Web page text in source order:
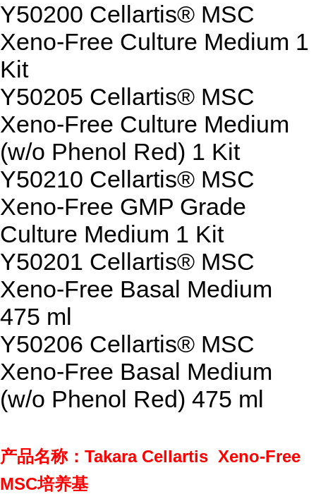
Y50200 Cellartis® MSC
Xeno-Free Culture Medium 1
Kit
Y50205 Cellartis® MSC
Xeno-Free Culture Medium
(w/o Phenol Red) 1 Kit
Y50210 Cellartis® MSC
Xeno-Free GMP Grade
Culture Medium 1 Kit
Y50201 Cellartis® MSC
Xeno-Free Basal Medium
475 ml
Y50206 Cellartis® MSC
Xeno-Free Basal Medium
(w/o Phenol Red) 475 ml
产品名称：Takara Cellartis Xeno-Free
MSC培养基